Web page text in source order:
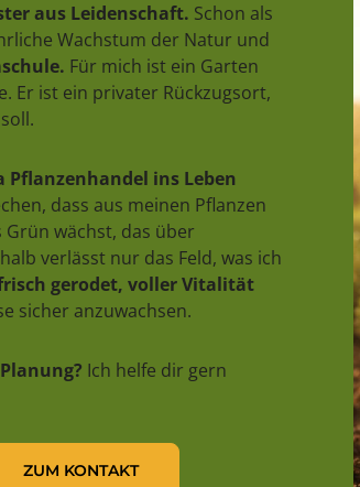
aus Leidenschaft. Schon als
Wachstum der Natur und
Für mich ist ein Garten
Er ist ein privater Rückzugsort,
Pflanzenhandel ins Leben
dass aus meinen Pflanzen
wächst, das über
verlässt nur das Feld, was ich
gerodet, voller Vitalität
sicher anzuwachsen.
Ich helfe dir gern
ZUM KONTAKT